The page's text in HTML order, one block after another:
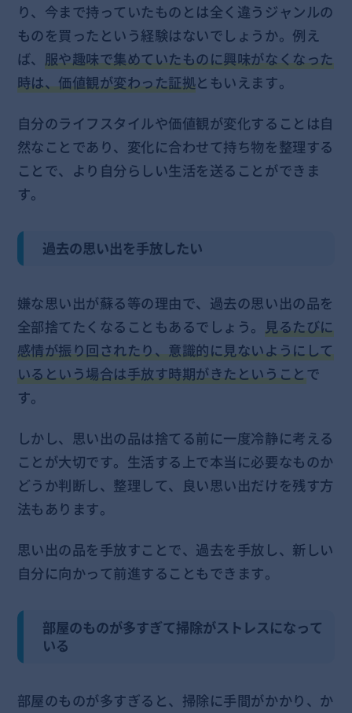
り、今まで持っていたものとは全く違うジャンルの
ものを買ったという経験はないでしょうか。例え
ば、 服や趣味で集めていたものに興味がなくなった
時は、価値観が変わった証拠ともいえます。
自分のライフスタイルや価値観が変化することは自
然なことであり、変化に合わせて持ち物を整理する
ことで、より自分らしい生活を送ることができま
す。
過去の思い出を手放したい
嫌な思い出が蘇る等の理由で、過去の思い出の品を
全部捨てたくなることもあるでしょう。 見るたびに
感情が振り回されたり、意識的に見ないようにして
いるという場合は手放す時期がきたということで
す。
しかし、思い出の品は捨てる前に一度冷静に考える
ことが大切です。生活する上で本当に必要なものか
どうか判断し、整理して、良い思い出だけを残す方
法もあります。
思い出の品を手放すことで、過去を手放し、新しい
自分に向かって前進することもできます。
部屋のものが多すぎて掃除がストレスになって
いる
部屋のものが多すぎると、掃除に手間がかかり、か